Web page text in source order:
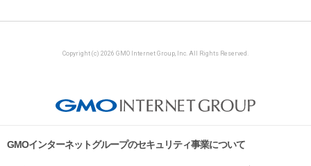
Copyright (c) 2026 GMO Internet Group, Inc. All Rights Reserved.
GMOインターネットグループのセキュリティ事業について